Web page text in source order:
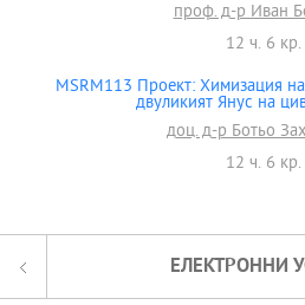
проф. д-р Иван
12 ч. 6 кр.
MSRM113 Проект: Химизация
двуликият Янус на
доц. д-р Ботьо
12 ч. 6 кр.
ЕЛЕКТРОННИ